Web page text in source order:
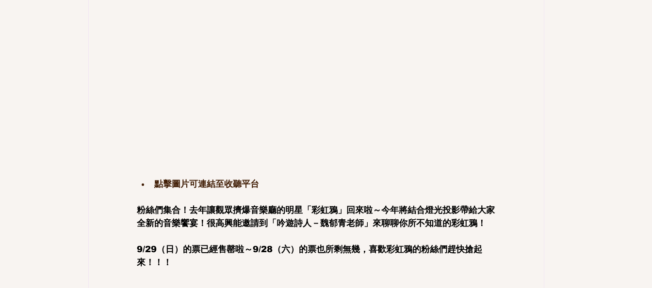
點擊圖片可連結至收聽平台
粉絲們集合！去年讓觀眾擠爆音樂廳的明星「彩虹鴉」回來啦～今年將結合燈光投影帶給大家
全新的音樂饗宴！很高興能邀請到「吟遊詩人－魏郁青老師」來聊聊你所不知道的彩虹鴉！
9/29（日）的票已經售罄啦～9/28（六）的票也所剩無幾，喜歡彩虹鴉的粉絲們趕快搶起
來！！！